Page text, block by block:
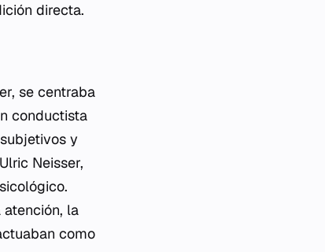
directa.
se centraba
conductista
y
Neisser,
la
como